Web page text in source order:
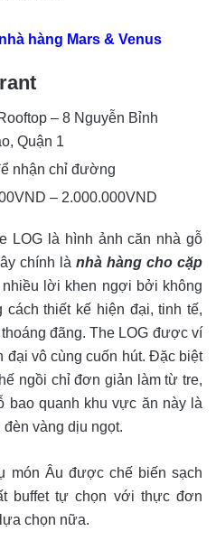
hàng Mars & Venus
– 8 Nguyễn Bỉnh
Quận 1
nhận chỉ đường
– 2.000.000VND
LOG là hình ảnh căn nhà gỗ
chính là nhà hàng cho cặp
lời khen ngợi bởi không
cách thiết kế hiện đại, tinh tế,
đãng. The LOG được ví
vô cùng cuốn hút. Đặc biệt
ngồi chỉ đơn giản làm từ tre,
bao quanh khu vực ăn này là
vàng dịu ngọt.
món Âu được chế biến sạch
buffet tự chọn với thực đơn
chọn nữa.